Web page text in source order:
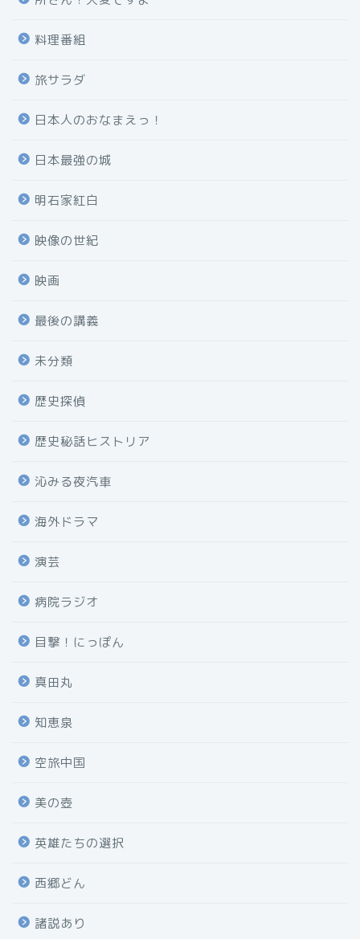
料理番組
旅サラダ
日本人のおなまえっ！
日本最強の城
明石家紅白
映像の世紀
映画
最後の講義
未分類
歴史探偵
歴史秘話ヒストリア
沁みる夜汽車
海外ドラマ
演芸
病院ラジオ
目撃！にっぽん
真田丸
知恵泉
空旅中国
美の壺
英雄たちの選択
西郷どん
諸説あり